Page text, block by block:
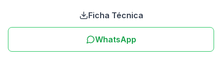
Ficha Técnica
WhatsApp